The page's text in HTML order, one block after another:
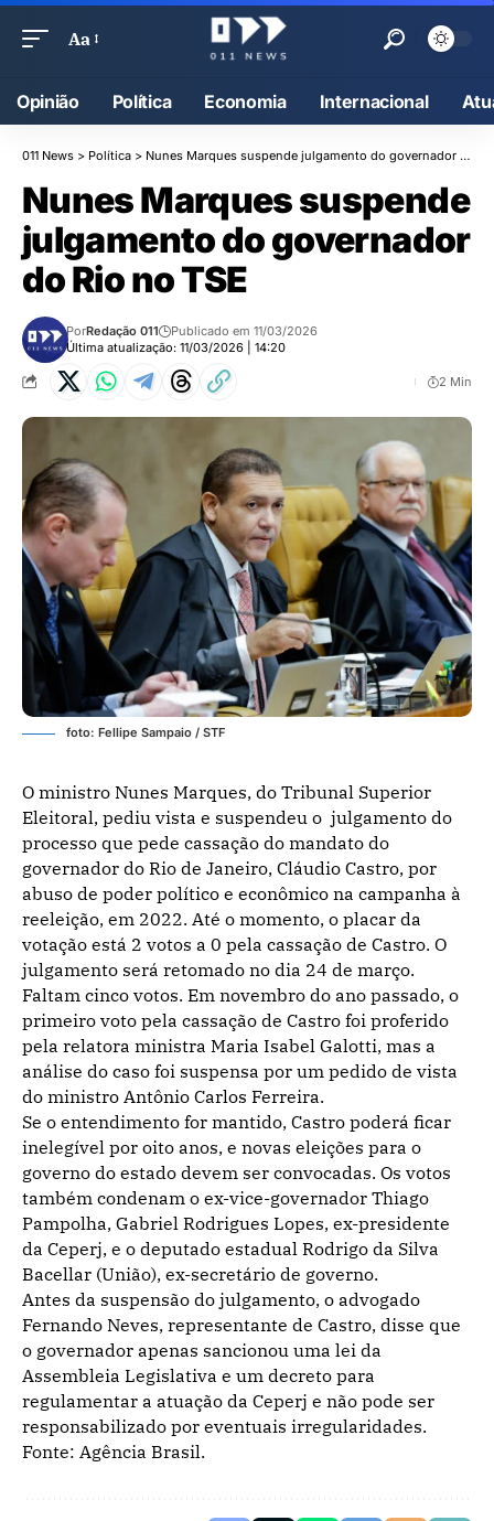
Aa
Opinião Política Economia Internacional
011 News > Política > Nunes Marques suspende julgamento do governador do Rio no TSE
Nunes Marques suspende
julgamento do governador
do Rio no TSE
Última atualização: 11/03/2026 | 14:20
PorRedação 011 Publicado em 11/03/2026
2 Min
foto: Fellipe Sampaio / STF
O ministro Nunes Marques, do Tribunal Superior
Eleitoral, pediu vista e suspendeu o julgamento do
processo que pede cassação do mandato do
governador do Rio de Janeiro, Cláudio Castro, por
abuso de poder político e econômico na campanha à
reeleição, em 2022. Até o momento, o placar da
votação está 2 votos a 0 pela cassação de Castro. O
julgamento será retomado no dia 24 de março.
Faltam cinco votos. Em novembro do ano passado, o
primeiro voto pela cassação de Castro foi proferido
pela relatora ministra Maria Isabel Galotti, mas a
análise do caso foi suspensa por um pedido de vista
do ministro Antônio Carlos Ferreira.
Se o entendimento for mantido, Castro poderá ficar
inelegível por oito anos, e novas eleições para o
governo do estado devem ser convocadas. Os votos
também condenam o ex-vice-governador Thiago
Pampolha, Gabriel Rodrigues Lopes, ex-presidente
da Ceperj, e o deputado estadual Rodrigo da Silva
Bacellar (União), ex-secretário de governo.
Antes da suspensão do julgamento, o advogado
Fernando Neves, representante de Castro, disse que
o governador apenas sancionou uma lei da
Assembleia Legislativa e um decreto para
regulamentar a atuação da Ceperj e não pode ser
responsabilizado por eventuais irregularidades.
Fonte: Agência Brasil.